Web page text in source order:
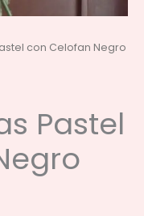
con Celofan Negro
Pastel